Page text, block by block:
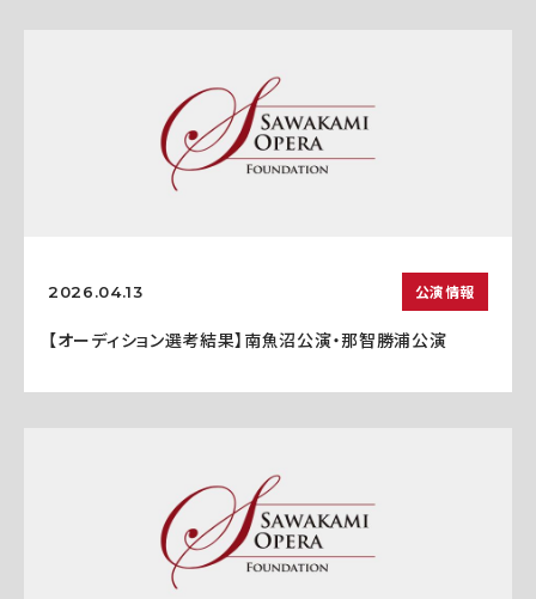
2026.04.13 公演情報
【オーディション選考結果】南魚沼公演・那智勝浦公演